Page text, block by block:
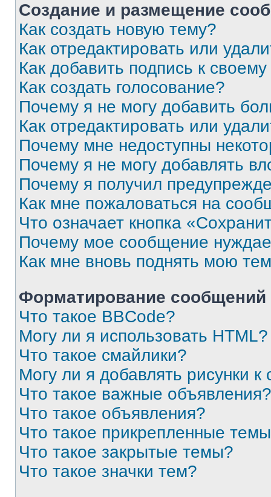
Создание и размещение
Как создать новую тему?
Как отредактировать или
Как добавить подпись к
Как создать голосование?
Почему я не могу добавить
Как отредактировать или
Почему мне недоступны
Почему я не могу добавлять
Почему я получил
Как мне пожаловаться на
Что означает кнопка
Почему мое сообщение
Как мне вновь поднять мою
Форматирование
Что такое BBCode?
Могу ли я использовать HTML?
Что такое смайлики?
Могу ли я добавлять рисунки
Что такое важные объявления?
Что такое объявления?
Что такое прикрепленные
Что такое закрытые темы?
Что такое значки тем?